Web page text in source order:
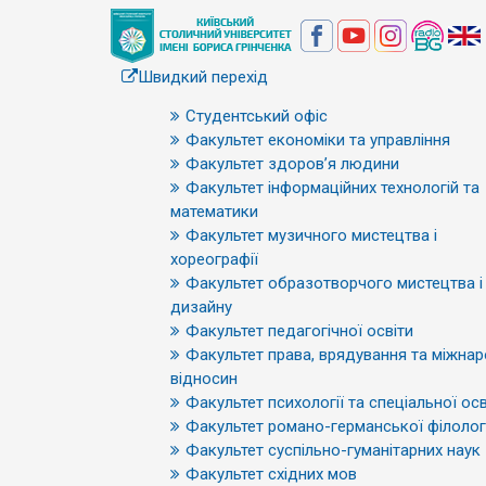
Швидкий перехід
Студентський офіс
Факультет економіки та управління
Факультет здоров’я людини
Факультет інформаційних технологій та
математики
Факультет музичного мистецтва і
хореографії
Факультет образотворчого мистецтва і
дизайну
Факультет педагогічної освіти
Факультет права, врядування та
відносин
Факультет психології та спеціальної
Факультет романо-германської
Факультет суспільно-гуманітарних наук
Факультет східних мов